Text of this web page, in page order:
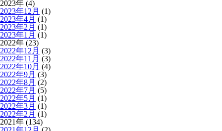
2023年 (4)
2023年12月 (1)
2023年4月 (1)
2023年2月 (1)
2023年1月 (1)
2022年 (23)
2022年12月 (3)
2022年11月 (3)
2022年10月 (4)
2022年9月 (3)
2022年8月 (2)
2022年7月 (5)
2022年5月 (1)
2022年3月 (1)
2022年2月 (1)
2021年 (134)